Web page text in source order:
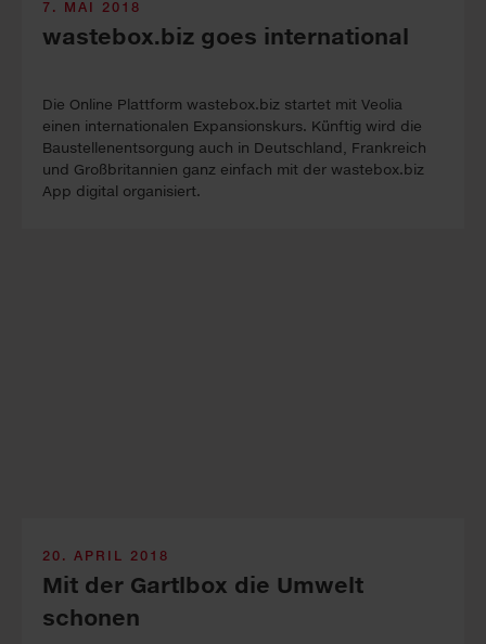
7. MAI 2018
wastebox.biz goes international
Die Online Plattform wastebox.biz startet mit Veolia
einen internationalen Expansionskurs. Künftig wird die
Baustellenentsorgung auch in Deutschland, Frankreich
und Großbritannien ganz einfach mit der wastebox.biz
App digital organisiert.
20. APRIL 2018
Mit der Gartlbox die Umwelt
schonen